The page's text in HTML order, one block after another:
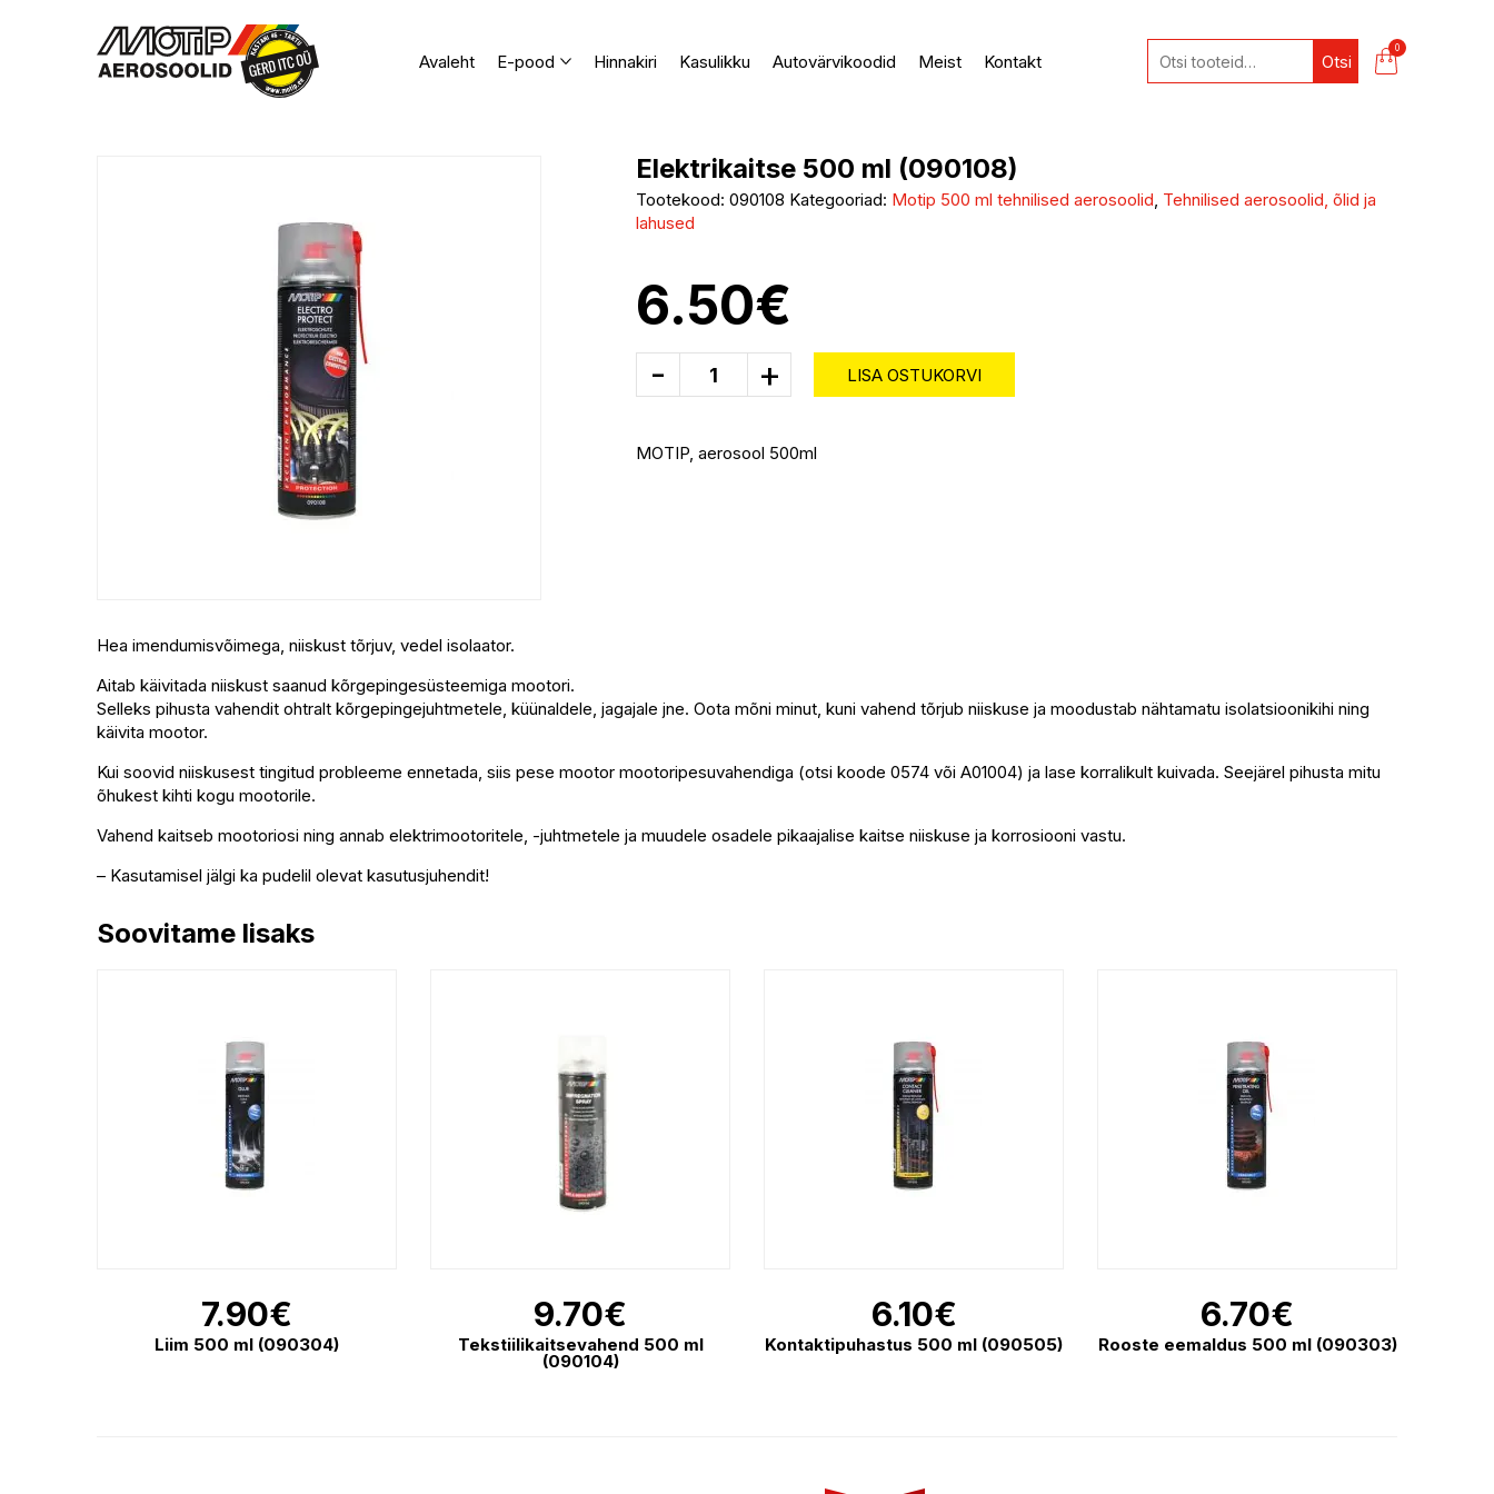
Avaleht E-pood Hinnakiri Kasulikku Autovärvikoodid Meist Kontakt Otsi
0
Elektrikaitse 500 ml (090108)
Tootekood: 090108 Kategooriad: Motip 500 ml tehnilised aerosoolid, Tehnilised aerosoolid, õlid ja
lahused
6.50€
- + LISA OSTUKORVI
MOTIP, aerosool 500ml
Hea imendumisvõimega, niiskust tõrjuv, vedel isolaator.
Aitab käivitada niiskust saanud kõrgepingesüsteemiga mootori.
Selleks pihusta vahendit ohtralt kõrgepingejuhtmetele, küünaldele, jagajale jne. Oota mõni minut, kuni vahend tõrjub niiskuse ja moodustab nähtamatu isolatsioonikihi ning
käivita mootor.
Kui soovid niiskusest tingitud probleeme ennetada, siis pese mootor mootoripesuvahendiga (otsi koode 0574 või A01004) ja lase korralikult kuivada. Seejärel pihusta mitu
õhukest kihti kogu mootorile.
Vahend kaitseb mootoriosi ning annab elektrimootoritele, -juhtmetele ja muudele osadele pikaajalise kaitse niiskuse ja korrosiooni vastu.
– Kasutamisel jälgi ka pudelil olevat kasutusjuhendit!
Soovitame lisaks
7.90€
Liim 500 ml (090304)
9.70€
Tekstiilikaitsevahend 500 ml
(090104)
6.10€
Kontaktipuhastus 500 ml (090505)
6.70€
Rooste eemaldus 500 ml (090303)